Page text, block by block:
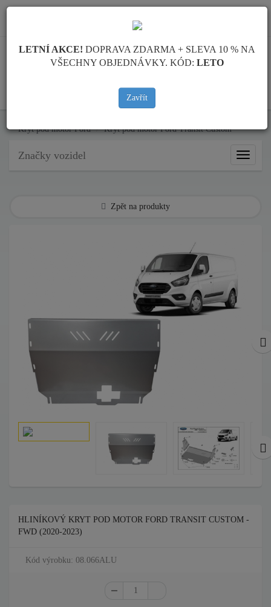
info@krytpodmotor.com
Kryt pod motor Ford Kryt pod motor Ford Transit Custom
Značky
Značky vozidel
Zpět na produkty
HLINÍKOVÝ KRYT POD MOTOR FORD TRANSIT CUSTOM -
FWD (2020-2023)
Kód výrobku: 08.066ALU
LETNÍ AKCE! DOPRAVA ZDARMA + SLEVA 10 % NA
VŠECHNY OBJEDNÁVKY. KÓD: LETO
Zavřít